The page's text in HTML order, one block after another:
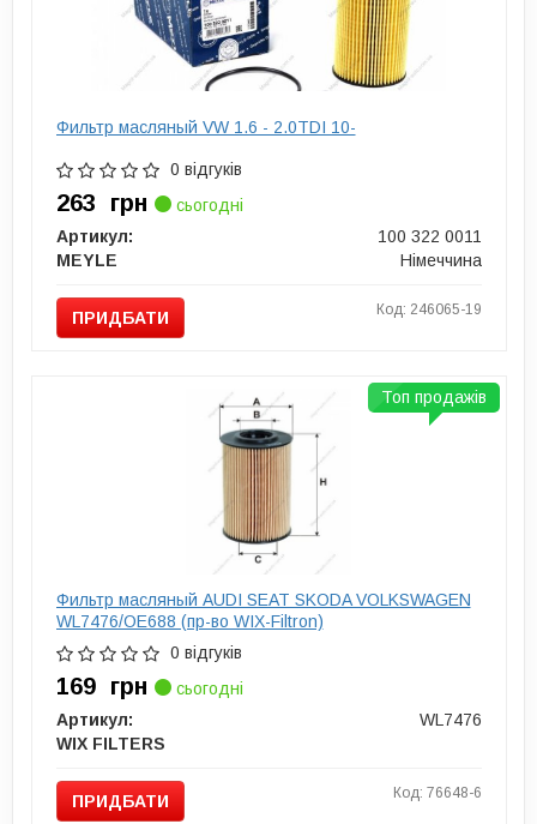
Фильтр масляный VW 1.6 - 2.0TDI 10-
0 відгуків
263 грн
сьогодні
Артикул:
100 322 0011
MEYLE
Німеччина
ПРИДБАТИ Код: 246065-19
Фильтр масляный AUDI SEAT SKODA VOLKSWAGEN
WL7476/OE688 (пр-во WIX-Filtron)
0 відгуків
169 грн
сьогодні
Артикул:
WL7476
WIX FILTERS
ПРИДБАТИ Код: 76648-6
Топ продажів